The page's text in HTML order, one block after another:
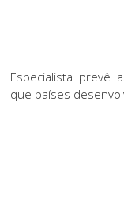
Especialista prevê
que países